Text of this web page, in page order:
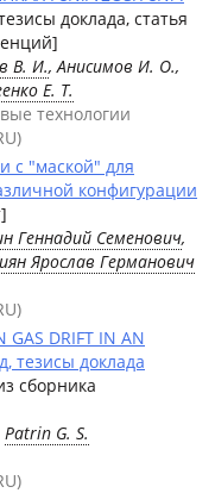
доклада, статья
В. И., Анисимов И. О.,
Е. Т.
технологии
с "маской" для
конфигурации
Геннадий Семенович,
Ярослав Германович
GAS DRIFT IN AN
тезисы доклада
сборника
Patrin G. S.